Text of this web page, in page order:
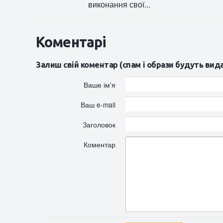
виконання свої...
Коментарі
Залиш свій коментар (спам і образи будуть
Ваше ім'я
Ваш e-mail
Заголовок
Коментар